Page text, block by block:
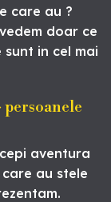
care au ?
doar ce
in cel mai
aventura
au stele